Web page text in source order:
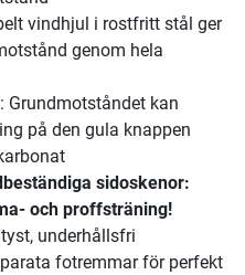
vindhjul i rostfritt stål ger
genom hela
Grundmotståndet kan
på den gula knappen
sidoskenor:
och proffsträning!
underhållsfri
fotremmar för perfekt